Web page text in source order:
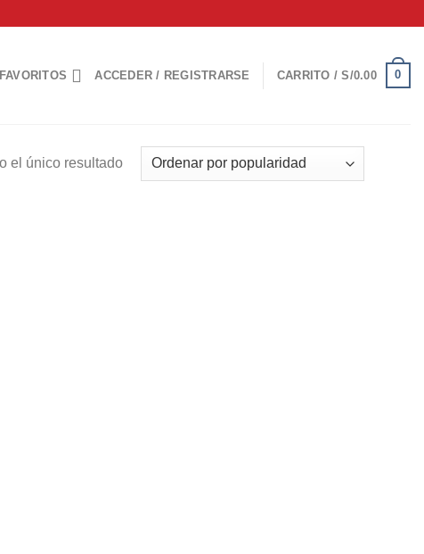
FAVORITOS ACCEDER / REGISTRARSE CARRITO /S/0.00 0
el único resultado